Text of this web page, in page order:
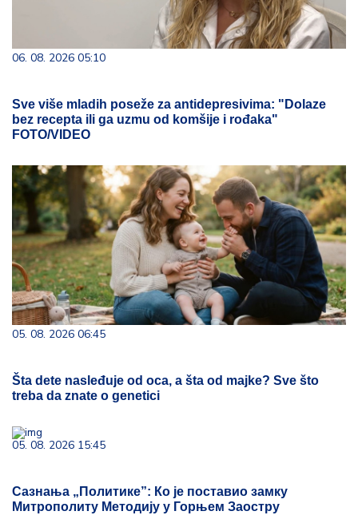
06. 08. 2026 05:10
Sve više mladih poseže za antidepresivima: "Dolaze
bez recepta ili ga uzmu od komšije i rođaka"
FOTO/VIDEO
05. 08. 2026 06:45
Šta dete nasleđuje od oca, a šta od majke? Sve što
treba da znate o genetici
05. 08. 2026 15:45
Сазнања „Политике”: Ко је поставио замку
Митрополиту Методију у Горњем Заостру